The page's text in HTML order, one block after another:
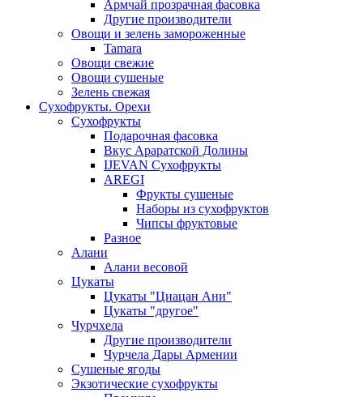
Армчай прозрачная фасовка
Другие производители
Овощи и зелень замороженные
Tamara
Овощи свежие
Овощи сушеные
Зелень свежая
Сухофрукты. Орехи
Сухофрукты
Подарочная фасовка
Вкус Араратской Долины
IJEVAN Сухофрукты
AREGI
Фрукты сушеные
Наборы из сухофруктов
Чипсы фруктовые
Разное
Алани
Алани весовой
Цукаты
Цукаты "Циацан Ани"
Цукаты "другое"
Чурчхела
Другие производители
Чурчела Дары Армении
Сушеные ягоды
Экзотические сухофрукты